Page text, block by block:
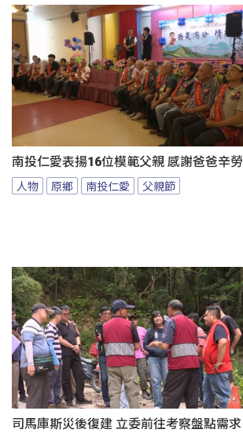
南投仁愛表揚16位模範父親 感謝爸爸辛勞
人物 原鄉 南投仁愛 父親節
司馬庫斯災後復建 立委前往考察盤點需求